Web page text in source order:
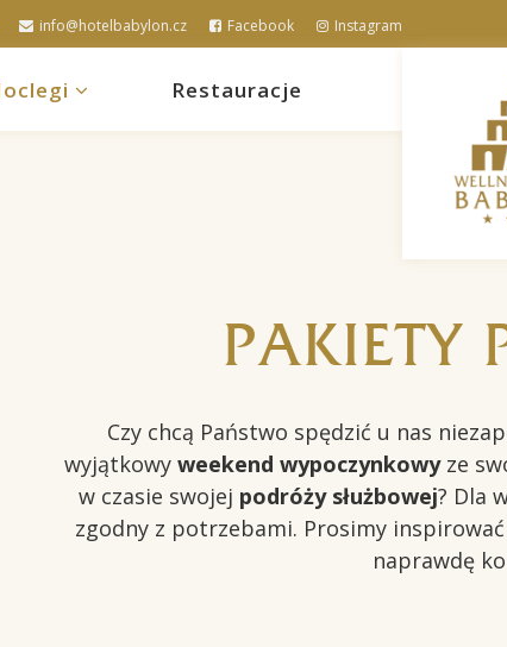
info@hotelbabylon.cz Facebook Instagram
Restauracje
PAKIETY
Czy chcą Państwo spędzić u nas
wyjątkowy weekend wypoczynkowyze
w czasie swojej podróży służbowej? Dla
zgodny z potrzebami. Prosimy
naprawdę